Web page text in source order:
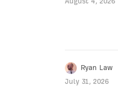
Ryan Law
July 31, 2026